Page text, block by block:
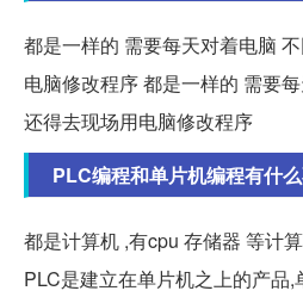
都是一样的 需要每天对着电脑
电脑修改程序 都是一样的 需要
还得去现场用电脑修改程序
PLC编程和单片机编程有什
都是计算机 ,有cpu 存储器 等计
PLC是建立在单片机之上的产品